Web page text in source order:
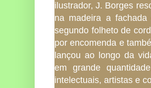
ilustrador, J. Borges
na madeira a
segundo folheto de
por encomenda e
lançou ao longo da
em grande
intelectuais, artistas e